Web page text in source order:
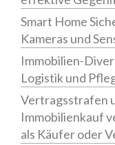
Smart Home
Kameras und
Immobilien-
Logistik und
Vertragsstrafen
Immobilienkauf
als Käufer oder